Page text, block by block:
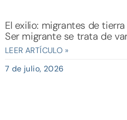
El exilio: migrantes de
Ser migrante se trata de
LEER ARTÍCULO »
7 de julio, 2026